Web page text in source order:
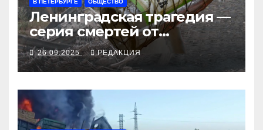
В ПЕТЕРБУРГЕ ОБЩЕСТВО
Ленинградская трагедия —
серия смертей от
алкосуррогата
26.09.2025 РЕДАКЦИЯ